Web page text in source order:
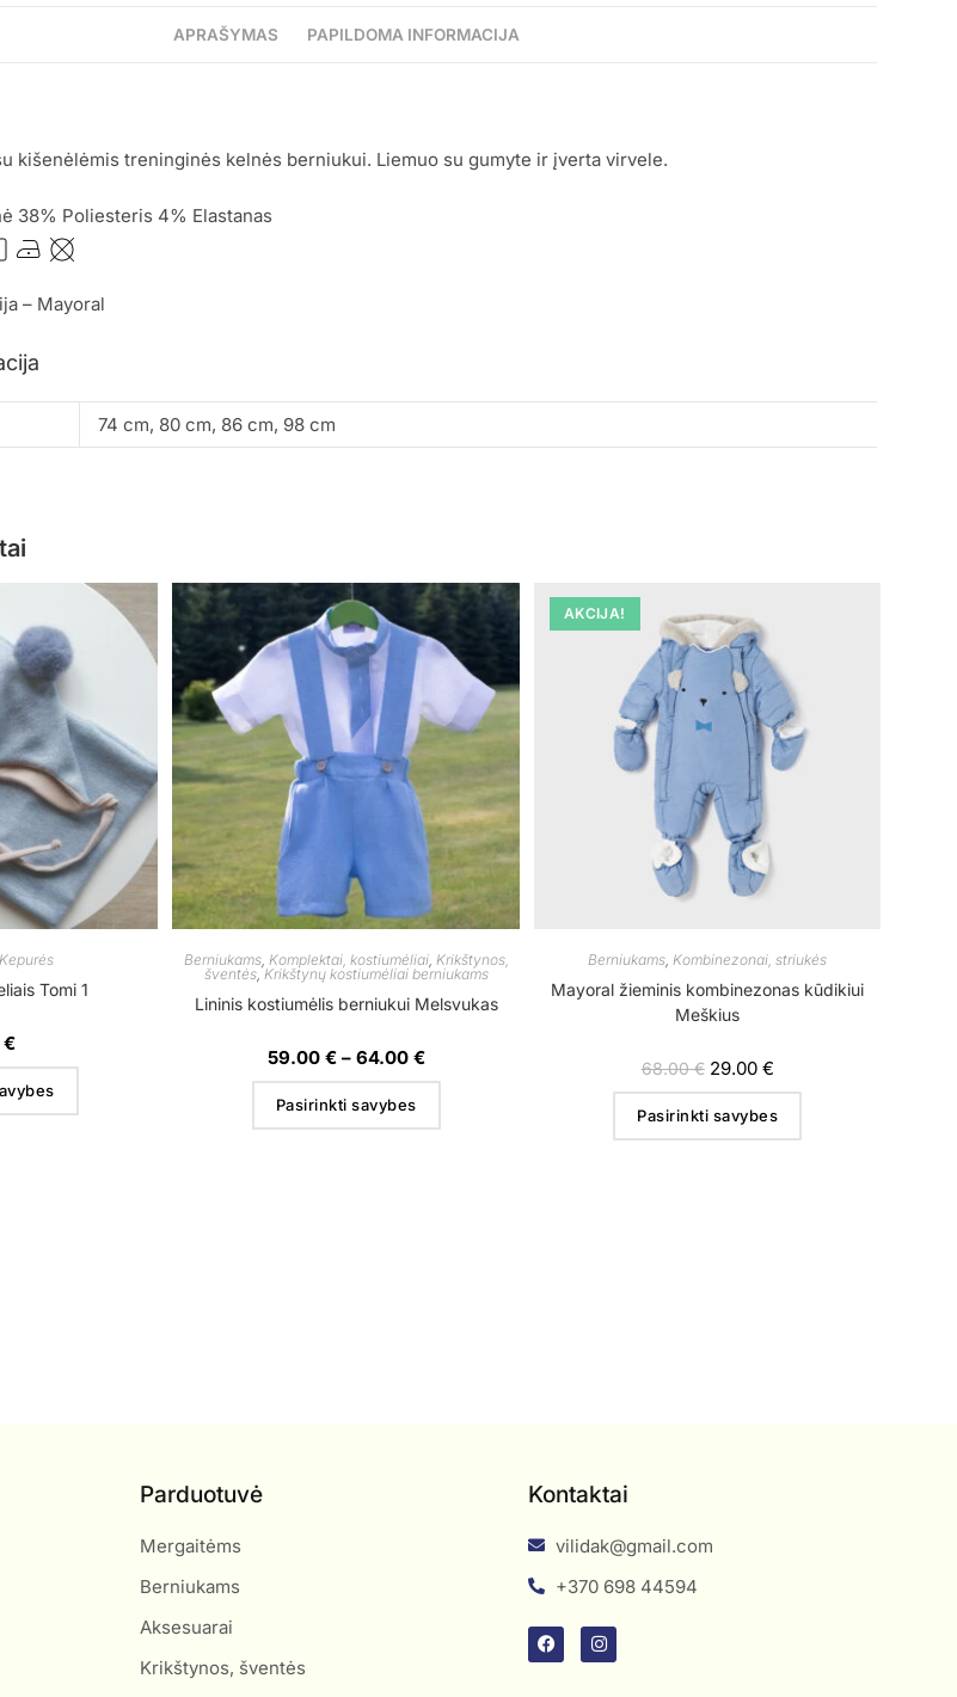
APRAŠYMAS PAPILDOMA INFORMACIJA
kišenėlėmis treninginės kelnės berniukui. Liemuo su gumyte ir įverta virvele.
38% Poliesteris 4% Elastanas
– Mayoral
74 cm, 80 cm, 86 cm, 98 cm
Kepurės
Tomi 1
€
Berniukams, Komplektai, kostiumėliai, Krikštynos,
šventės,Krikštynų kostiumėliai berniukams
Lininis kostiumėlis berniukui Melsvukas
59.00 € – 64.00 €
Pasirinkti savybes
AKCIJA!
Berniukams Kombinezonai, striukės
Mayoral žieminis kombinezonas kūdikiui
Meškius
68.00€ 29.00 €
Pasirinkti savybes
Parduotuvė
Mergaitėms
Berniukams
Aksesuarai
Krikštynos, šventės
Kontaktai
vilidak@gmail.com
+370 698 44594